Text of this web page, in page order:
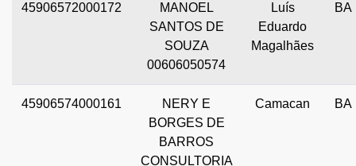
45906572000172
MANOEL
SANTOS DE
SOUZA
00606050574
Luís
Eduardo
Magalhães
BA
45906574000161
NERY E
BORGES DE
BARROS
CONSULTORIA
Camacan BA